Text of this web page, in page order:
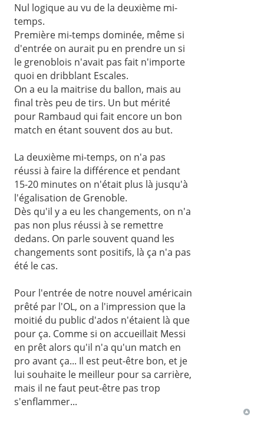
Nul logique au vu de la deuxième mi-
temps.
Première mi-temps dominée, même si
d'entrée on aurait pu en prendre un si
le grenoblois n'avait pas fait n'importe
quoi en dribblant Escales.
On a eu la maitrise du ballon, mais au
final très peu de tirs. Un but mérité
pour Rambaud qui fait encore un bon
match en étant souvent dos au but.
La deuxième mi-temps, on n'a pas
réussi à faire la différence et pendant
15-20 minutes on n'était plus là jusqu'à
l'égalisation de Grenoble.
Dès qu'il y a eu les changements, on n'a
pas non plus réussi à se remettre
dedans. On parle souvent quand les
changements sont positifs, là ça n'a pas
été le cas.
Pour l'entrée de notre nouvel américain
prêté par l'OL, on a l'impression que la
moitié du public d'ados n'étaient là que
pour ça. Comme si on accueillait Messi
en prêt alors qu'il n'a qu'un match en
pro avant ça... Il est peut-être bon, et je
lui souhaite le meilleur pour sa carrière,
mais il ne faut peut-être pas trop
s'enflammer...